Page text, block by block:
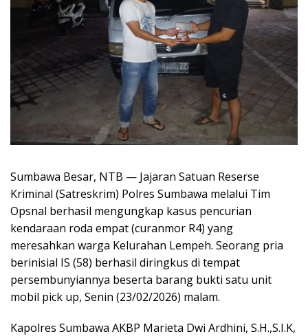
Sumbawa Besar, NTB — Jajaran Satuan Reserse
Kriminal (Satreskrim) Polres Sumbawa melalui Tim
Opsnal berhasil mengungkap kasus pencurian
kendaraan roda empat (curanmor R4) yang
meresahkan warga Kelurahan Lempeh. Seorang pria
berinisial IS (58) berhasil diringkus di tempat
persembunyiannya beserta barang bukti satu unit
mobil pick up, Senin (23/02/2026) malam.
Kapolres Sumbawa AKBP Marieta Dwi Ardhini, S.H.,S.I.K,